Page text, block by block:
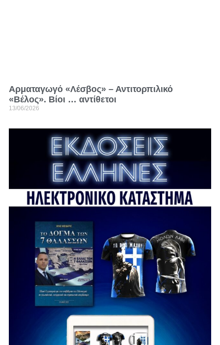
Αρματαγωγό «Λέσβος» – Αντιτορπιλικό
«Βέλος». Βίοι … αντίθετοι
13/06/2026